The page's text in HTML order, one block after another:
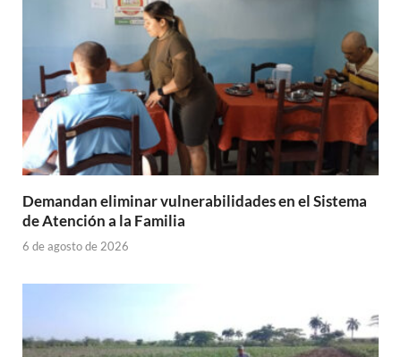
Demandan eliminar vulnerabilidades en el Sistema
de Atención a la Familia
6 de agosto de 2026